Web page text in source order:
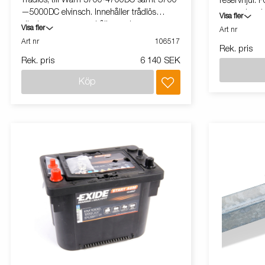
—5000DC elvinsch. Innehåller trådlös
sändare, mottagare, hållare och
monteringskit. Kontrollera winchen från upp
Visa fler
Art nr
106517
Rek. pris 6 140 SEK
Köp
Visa fler
Art nr
Rek. pris